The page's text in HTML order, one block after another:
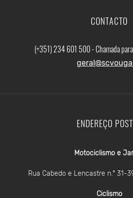
CONTACTO
(+351) 234 601 500 - Chamada
ENDEREÇO
Motociclismo e
Rua Cabedo e Lencastre n.º 31-
Ciclismo